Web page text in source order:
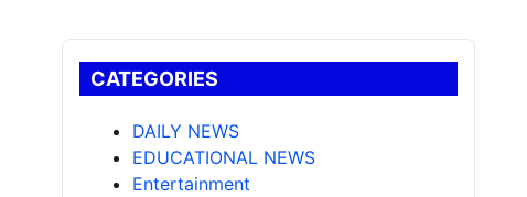
CATEGORIES
DAILY NEWS
EDUCATIONAL NEWS
Entertainment